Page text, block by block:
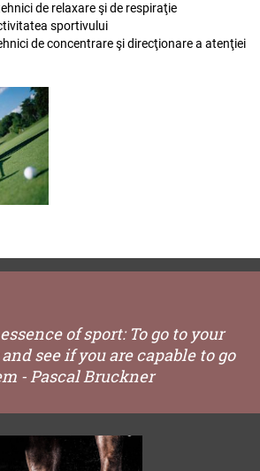
de relaxare şi de respiraţie
sportivului
de concentrare şi direcţionare a atenţiei
of sport: To go to your
see if you are capable to go
- Pascal Bruckner